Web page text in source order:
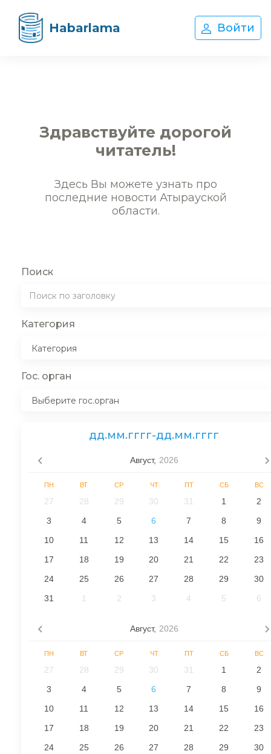
Habarlama Войти
Здравствуйте дорогой
читатель!
Здесь Вы можете узнать про
последние новости Атырауской
области.
Поиск
Категория
Гос. орган
дд.мм.гггг-дд.мм.гггг
Август, 2026
ПН ВТ СР ЧТ ПТ СБ ВС
27 28 29 30 31 1
2
3
4 5 6 7 8
9
10
11 12 13 14 15
16
17
18 19 20 21 22
23
24
25 26 27 28 29
30
31
1 2 3 4 5 6
Август, 2026
ПН ВТ СР ЧТ ПТ СБ ВС
27 28 29 30 31 1
2
3
4 5 6 7 8
9
10
11 12 13 14 15
16
17
18 19 20 21 22
23
24
25 26 27 28 29
30